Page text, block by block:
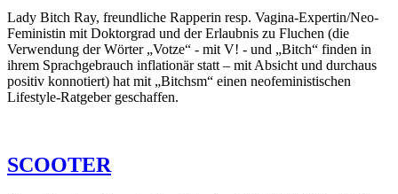
Lady Bitch Ray, freundliche Rapperin resp. Vagina-Expertin/Neo-
Feministin mit Doktorgrad und der Erlaubnis zu Fluchen (die
Verwendung der Wörter „Votze“ - mit V! - und „Bitch“ finden in
ihrem Sprachgebrauch inflationär statt – mit Absicht und durchaus
positiv konnotiert) hat mit „Bitchsm“ einen neofeministischen
Lifestyle-Ratgeber geschaffen.
SCOOTER